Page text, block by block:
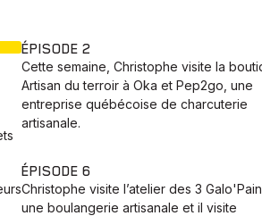
ÉPISODE 2
Cette semaine, Christophe visite la
Artisan du terroir à Oka et Pep2go, une
entreprise québécoise de charcuterie
artisanale.
ÉPISODE 6
Christophe visite l’atelier des 3
une boulangerie artisanale et il visite